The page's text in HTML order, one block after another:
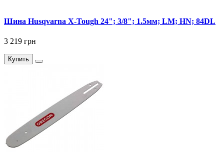
Шина Husqvarna X-Tough 24"; 3/8"; 1.5мм; LM; НN; 84DL
3 219 грн
Купить